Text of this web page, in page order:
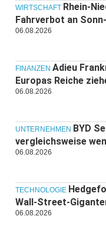
WIRTSCHAFT Rhein-
Fahrverbot an
06.08.2026
FINANZEN Adieu
Europas Reiche
06.08.2026
UNTERNEHMEN BYD
vergleichsweise
06.08.2026
TECHNOLOGIE
Wall-Street-
06.08.2026